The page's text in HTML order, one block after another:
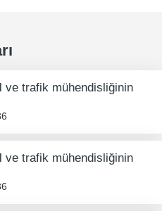
ve trafik mühendisliğinin
ve trafik mühendisliğinin